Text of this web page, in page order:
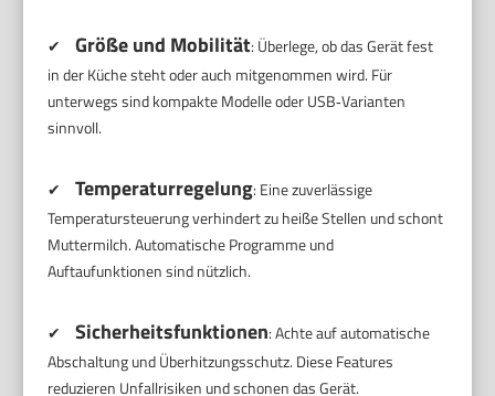
✔ Größe und Mobilität: Überlege, ob das Gerät fest
in der Küche steht oder auch mitgenommen wird. Für
unterwegs sind kompakte Modelle oder USB‑Varianten
sinnvoll.
✔ Temperaturregelung: Eine zuverlässige
Temperatursteuerung verhindert zu heiße Stellen und schont
Muttermilch. Automatische Programme und
Auftaufunktionen sind nützlich.
✔ Sicherheitsfunktionen: Achte auf automatische
Abschaltung und Überhitzungsschutz. Diese Features
reduzieren Unfallrisiken und schonen das Gerät.